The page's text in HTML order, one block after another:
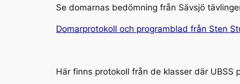
Se domarnas bedömning från Sävsjö
Domarprotokoll och programblad från Sten
Här finns protokoll från de klasser där UBSS